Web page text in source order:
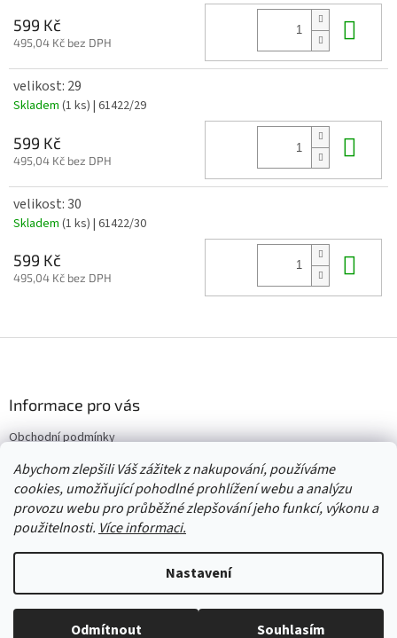
Abychom zlepšili Váš zážitek z nakupování, používáme
cookies, umožňující pohodlné prohlížení webu a analýzu
provozu webu pro průběžné zlepšování jeho funkcí, výkonu a
použitelnosti. Více informaci.
Nastavení
Odmítnout Souhlasím
599 Kč
495,04 Kč bez DPH
velikost: 29
Skladem (1 ks) | 61422/29
599 Kč
495,04 Kč bez DPH
velikost: 30
Skladem (1 ks) | 61422/30
599 Kč
495,04 Kč bez DPH
í
Informace pro vás
Obchodní podmínky
Vrácení/výměna/reklamace
Velkoobchod
Copyright 2026Červený Tulipán. Všechna práva vyhrazena.Upravit